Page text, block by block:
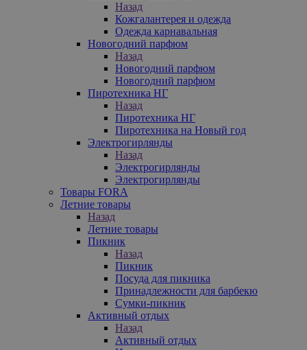
Назад
Кожгалантерея и одежда
Одежда карнавальная
Новогодний парфюм
Назад
Новогодний парфюм
Новогодний парфюм
Пиротехника НГ
Назад
Пиротехника НГ
Пиротехника на Новый год
Электрогирлянды
Назад
Электрогирлянды
Электрогирлянды
Товары FORA
Летние товары
Назад
Летние товары
Пикник
Назад
Пикник
Посуда для пикника
Принадлежности для барбекю
Сумки-пикник
Активный отдых
Назад
Активный отдых